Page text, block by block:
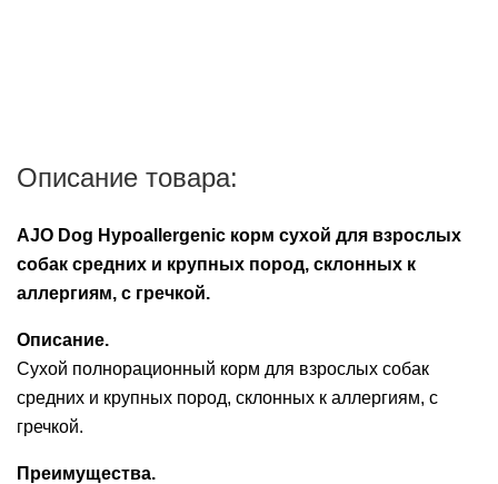
Описание товара:
AJO Dog Hypoallergenic корм сухой для взрослых
собак средних и крупных пород, склонных к
аллергиям, с гречкой.
Описание.
Сухой полнорационный корм для взрослых собак
средних и крупных пород, склонных к аллергиям, с
гречкой.
Преимущества.